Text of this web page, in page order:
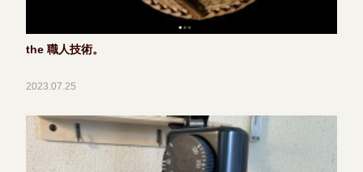
the 職人技術。
2023.07.25